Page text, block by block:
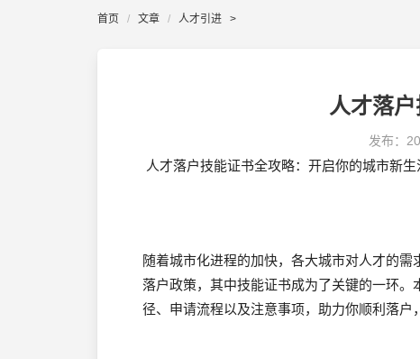
首页 文章 人才引进 >
人才落
发布：
人才落户技能证书全攻略：开启你的城市新生
随着城市化进程的加快，各大城市对人才的
落户政策，其中技能证书成为了关键的一环
径、申请流程以及注意事项，助力你顺利落户